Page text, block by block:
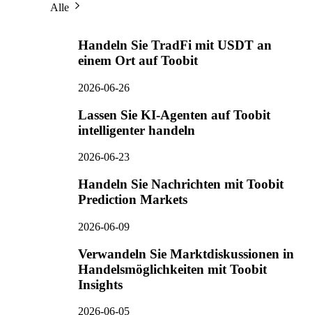
Alle
Handeln Sie TradFi mit USDT an
einem Ort auf Toobit
2026-06-26
Lassen Sie KI-Agenten auf Toobit
intelligenter handeln
2026-06-23
Handeln Sie Nachrichten mit Toobit
Prediction Markets
2026-06-09
Verwandeln Sie Marktdiskussionen in
Handelsmöglichkeiten mit Toobit
Insights
2026-06-05